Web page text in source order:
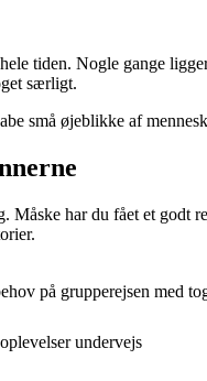
tiden. Nogle gange
særligt.
små øjeblikke af
Måske har du fået et
på grupperejsen med
undervejs